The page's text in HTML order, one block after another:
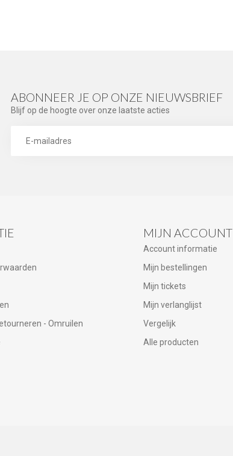
ABONNEER JE OP ONZE NIEUWSBRIEF
Blijf op de hoogte over onze laatste acties
- Omruilen
MIJN ACCOUNT
Account informatie
Mijn bestellingen
Mijn tickets
Mijn verlanglijst
Vergelijk
Alle producten